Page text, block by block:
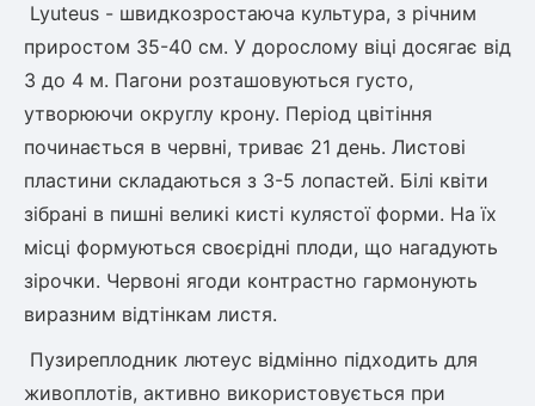
Lyuteus - швидкозростаюча культура, з річним
приростом 35-40 см. У дорослому віці досягає від
3 до 4 м. Пагони розташовуються густо,
утворюючи округлу крону. Період цвітіння
починається в червні, триває 21 день. Листові
пластини складаються з 3-5 лопастей. Білі квіти
зібрані в пишні великі кисті кулястої форми. На їх
місці формуються своєрідні плоди, що нагадують
зірочки. Червоні ягоди контрастно гармонують
виразним відтінкам листя.
Пузиреплодник лютеус відмінно підходить для
живоплотів, активно використовується при